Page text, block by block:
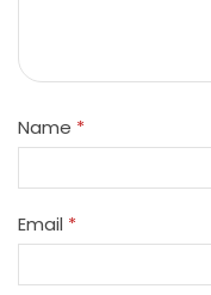
Name *
Email *